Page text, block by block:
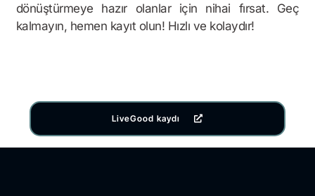
dönüştürmeye hazır olanlar için nihai fırsat. Geç
kalmayın, hemen kayıt olun! Hızlı ve kolaydır!
LiveGood kaydı